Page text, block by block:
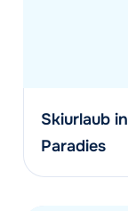
Skiurlaub
Paradies